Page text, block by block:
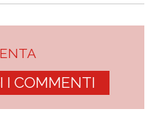
I COMMENTI